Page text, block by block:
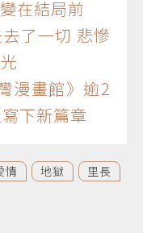
在結局前
了一切 悲慘
漫畫館》逾2
下新篇章
情 地獄
里長